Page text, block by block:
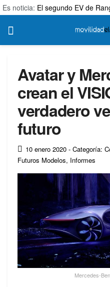
Es noticia: El segundo EV de
Avatar y
crean el
verdadero
futuro
10 enero 2020 - Categoría:
Futuros Modelos, Informes
Mercedes-